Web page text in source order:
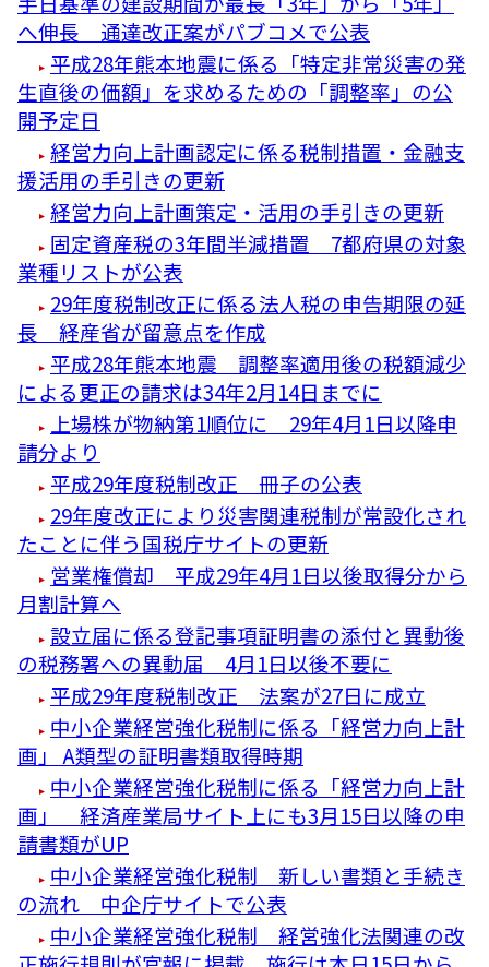
へ伸長 通達改正案がパブコメで公表
平成28年熊本地震に係る「特定非常災害の発
生直後の価額」を求めるための「調整率」の公
開予定日
経営力向上計画認定に係る税制措置・金融支
援活用の手引きの更新
経営力向上計画策定・活用の手引きの更新
固定資産税の3年間半減措置 7都府県の対象
業種リストが公表
29年度税制改正に係る法人税の申告期限の延
長 経産省が留意点を作成
平成28年熊本地震 調整率適用後の税額減少
による更正の請求は34年2月14日までに
上場株が物納第1順位に 29年4月1日以降申
請分より
平成29年度税制改正 冊子の公表
29年度改正により災害関連税制が常設化され
たことに伴う国税庁サイトの更新
営業権償却 平成29年4月1日以後取得分から
月割計算へ
設立届に係る登記事項証明書の添付と異動後
の税務署への異動届 4月1日以後不要に
平成29年度税制改正 法案が27日に成立
中小企業経営強化税制に係る「経営力向上計
画」 A類型の証明書類取得時期
中小企業経営強化税制に係る「経営力向上計
画」 経済産業局サイト上にも3月15日以降の申
請書類がUP
中小企業経営強化税制 新しい書類と手続き
の流れ 中企庁サイトで公表
中小企業経営強化税制 経営強化法関連の改